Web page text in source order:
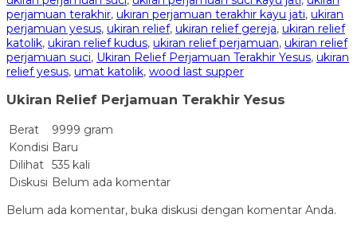
perjamuan terakhir, ukiran perjamuan terakhir kayu jati, ukiran
perjamuan yesus, ukiran relief, ukiran relief gereja, ukiran relief
katolik, ukiran relief kudus, ukiran relief perjamuan, ukiran relief
perjamuan suci, Ukiran Relief Perjamuan Terakhir Yesus, ukiran
relief yesus, umat katolik, wood last supper
Ukiran Relief Perjamuan Terakhir Yesus
Berat
9999 gram
Kondisi Baru
Dilihat 535 kali
Diskusi Belum ada komentar
Belum ada komentar, buka diskusi dengan komentar Anda.